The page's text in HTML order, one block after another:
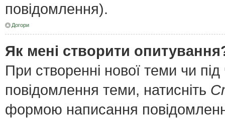
повідомлення).
Догори
Як мені створити
При створенні нової теми чи
повідомлення теми, натисніть
формою написання